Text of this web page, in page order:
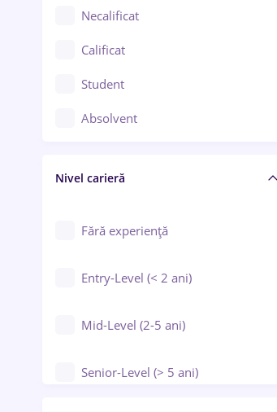
Chimie / Biochimie
Confecții / Design vestimentar
Construcții / Instalații
Controlul calității
Educație / Training / Arte
Necalificat
Calificat
Student
Absolvent
Nivel carieră
Fără experiență
Entry-Level (< 2 ani)
Mid-Level (2-5 ani)
Senior-Level (> 5 ani)